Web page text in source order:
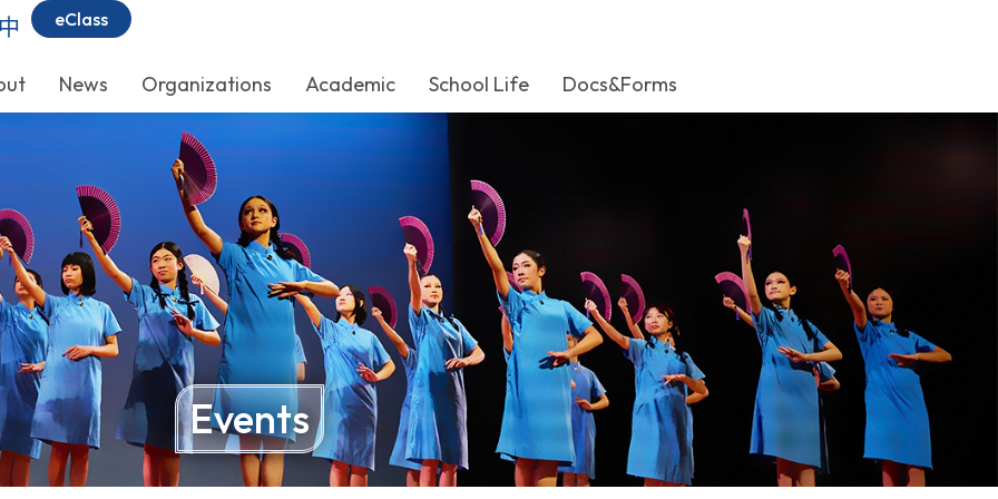
eClass
News Organizations Academic School Life Docs&Forms
Events